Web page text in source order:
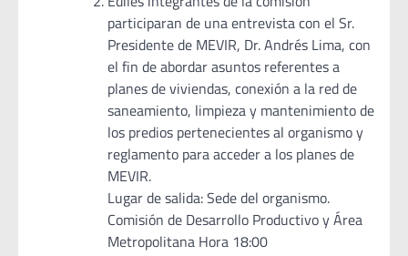
participaran de una entrevista con el Sr.
Presidente de MEVIR, Dr. Andrés Lima, con
el fin de abordar asuntos referentes a
planes de viviendas, conexión a la red de
saneamiento, limpieza y mantenimiento de
los predios pertenecientes al organismo y
reglamento para acceder a los planes de
MEVIR.
Lugar de salida: Sede del organismo.
Comisión de Desarrollo Productivo y Área
Metropolitana Hora 18:00